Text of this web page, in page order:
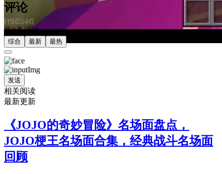
评论
共0条评论
综合 最新 最热
发送
相关阅读
最新更新
《JOJO的奇妙冒险》名场面盘点，
JOJO梗王名场面合集，经典战斗名场面
回顾